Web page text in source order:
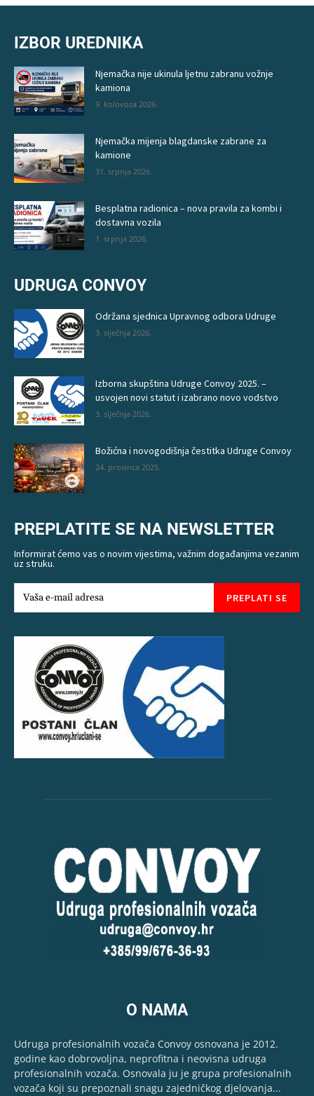
IZBOR UREDNIKA
Njemačka nije ukinula ljetnu zabranu vožnje
kamiona
9. kolovoza 2026.
Njemačka mijenja blagdanske zabrane za
kamione
31. srpnja 2026.
Besplatna radionica – nova pravila za kombi i
dostavna vozila
1. srpnja 2026.
UDRUGA CONVOY
Održana sjednica Upravnog odbora Udruge
3. siječnja 2026.
Izborna skupština Udruge Convoy 2025. –
usvojen novi statut i izabrano novo vodstvo
3. siječnja 2026.
Božićna i novogodišnja čestitka Udruge Convoy
24. prosinca 2025.
PREPLATITE SE NA NEWSLETTER
Informirat ćemo vas o novim vijestima, važnim događanjima vezanim
uz struku.
PREPLATI SE
O NAMA
Udruga profesionalnih vozača Convoy osnovana je 2012.
godine kao dobrovoljna, neprofitna i neovisna udruga
profesionalnih vozača. Osnovala ju je grupa profesionalnih
vozača koji su prepoznali snagu zajedničkog djelovanja...